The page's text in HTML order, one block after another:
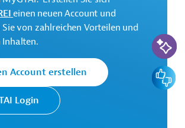
einen neuen Account und
von zahlreichen Vorteilen und
Account erstellen
Login
KI-